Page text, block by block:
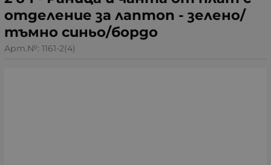
отделение за лаптоп - зелено/
тъмно синьо/бордо
Арт.№: 1161-2(4)